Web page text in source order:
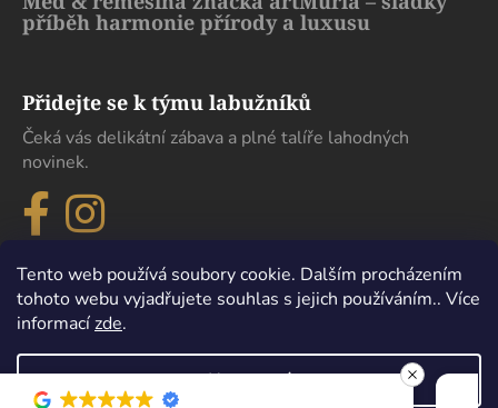
Tento web používá soubory cookie. Dalším procházením
tohoto webu vyjadřujete souhlas s jejich používáním.. Více
informacízde.
Nastavení
příběh harmonie přírody a luxusu
Přidejte se k týmu labužníků
Čeká vás delikátní zábava a plné talíře lahodných
novinek.